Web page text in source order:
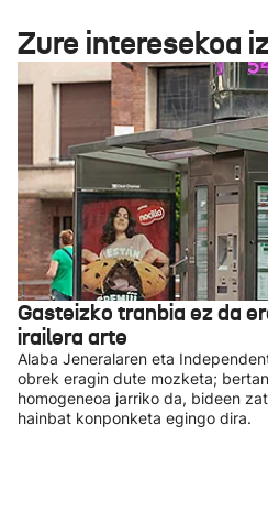
Zure interesekoa
Gasteizko tranbia ez da
irailera arte
Alaba Jeneralaren eta
obrek eragin dute mozketa;
homogeneoa jarriko da, bideen
hainbat konponketa egingo dira.